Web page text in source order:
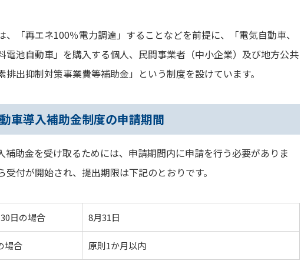
、「再エネ100％電力調達」することなどを前提に、「電気自動車、
電池自動車」を購入する個人、民間事業者（中小企業）及び地方公共
出抑制対策事業費等補助金」という制度を設けています。
車導入補助金制度の申請期間
補助金を受け取るためには、申請期間内に申請を行う必要がありま
付が開始され、提出期限は下記のとおりです。
日の場合 8月31日
場合 原則1か月以内